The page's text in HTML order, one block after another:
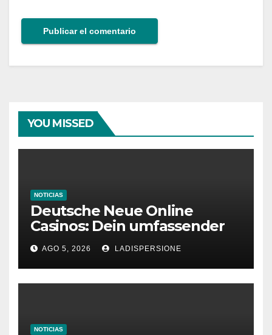
YOU MISSED
NOTICIAS
Deutsche Neue Online
Casinos: Dein umfassender
Ratgeber für moderne
Glücksspielplattformen
AGO 5, 2026 LADISPERSIONE
NOTICIAS